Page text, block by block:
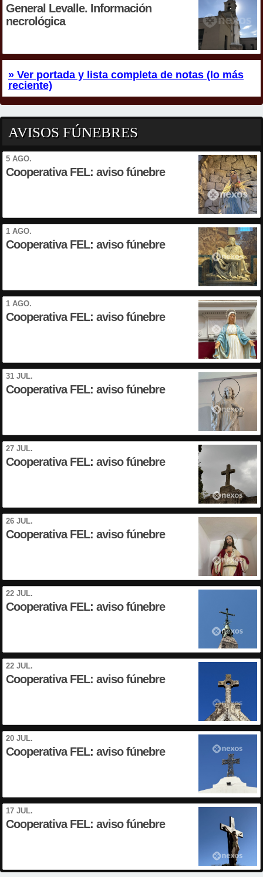
General Levalle. Información
necrológica
» Ver portada y lista completa de notas (lo más
reciente)
AVISOS FÚNEBRES
5 AGO.
Cooperativa FEL: aviso fúnebre
1 AGO.
Cooperativa FEL: aviso fúnebre
1 AGO.
Cooperativa FEL: aviso fúnebre
31 JUL.
Cooperativa FEL: aviso fúnebre
27 JUL.
Cooperativa FEL: aviso fúnebre
26 JUL.
Cooperativa FEL: aviso fúnebre
22 JUL.
Cooperativa FEL: aviso fúnebre
22 JUL.
Cooperativa FEL: aviso fúnebre
20 JUL.
Cooperativa FEL: aviso fúnebre
17 JUL.
Cooperativa FEL: aviso fúnebre